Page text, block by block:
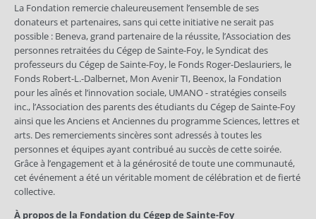
La Fondation remercie chaleureusement l’ensemble de ses
donateurs et partenaires, sans qui cette initiative ne serait pas
possible : Beneva, grand partenaire de la réussite, l’Association des
personnes retraitées du Cégep de Sainte-Foy, le Syndicat des
professeurs du Cégep de Sainte-Foy, le Fonds Roger-Deslauriers, le
Fonds Robert-L.-Dalbernet, Mon Avenir TI, Beenox, la Fondation
pour les aînés et l’innovation sociale, UMANO - stratégies conseils
inc., l’Association des parents des étudiants du Cégep de Sainte-Foy
ainsi que les Anciens et Anciennes du programme Sciences, lettres et
arts. Des remerciements sincères sont adressés à toutes les
personnes et équipes ayant contribué au succès de cette soirée.
Grâce à l’engagement et à la générosité de toute une communauté,
cet événement a été un véritable moment de célébration et de fierté
collective.
À propos de la Fondation du Cégep de Sainte-Foy